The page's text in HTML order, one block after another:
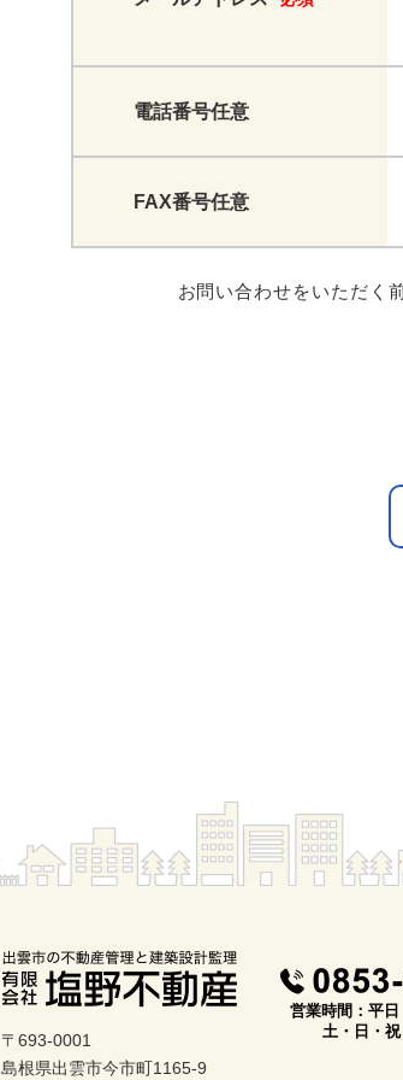
電話番号任意
FAX番号任意
お問い合わせをいただく
〒693-0001
島根県出雲市今市町1165-9
営業時間：平
土・日・祝